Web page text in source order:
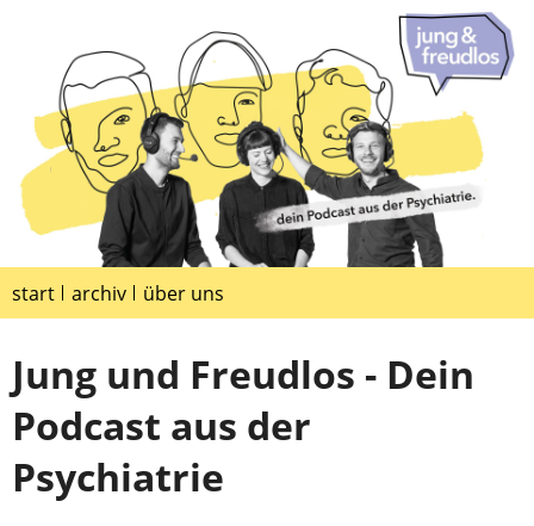
start archiv über uns
Jung und Freudlos - Dein
Podcast aus der
Psychiatrie